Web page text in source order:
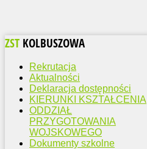
ZST KOLBUSZOWA
Rekrutacja
Aktualności
Deklaracja dostępności
KIERUNKI KSZTAŁCENIA
ODDZIAŁ
PRZYGOTOWANIA
WOJSKOWEGO
Dokumenty szkolne